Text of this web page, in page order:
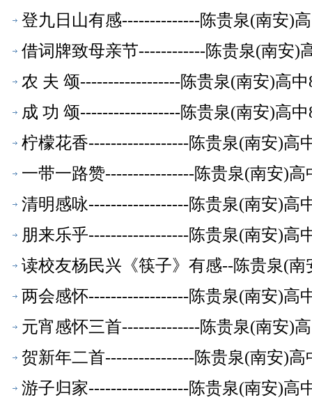
登九日山有感--------------陈贵泉(南安)
借词牌致母亲节------------陈贵泉(南安)
农 夫 颂------------------陈贵泉(南安)高
成 功 颂------------------陈贵泉(南安)高
柠檬花香------------------陈贵泉(南安)高
一带一路赞----------------陈贵泉(南安)高
清明感咏------------------陈贵泉(南安)高
朋来乐乎------------------陈贵泉(南安)高
读校友杨民兴《筷子》有感--陈贵泉(
两会感怀------------------陈贵泉(南安)高
元宵感怀三首--------------陈贵泉(南安)
贺新年二首----------------陈贵泉(南安)高
游子归家------------------陈贵泉(南安)高